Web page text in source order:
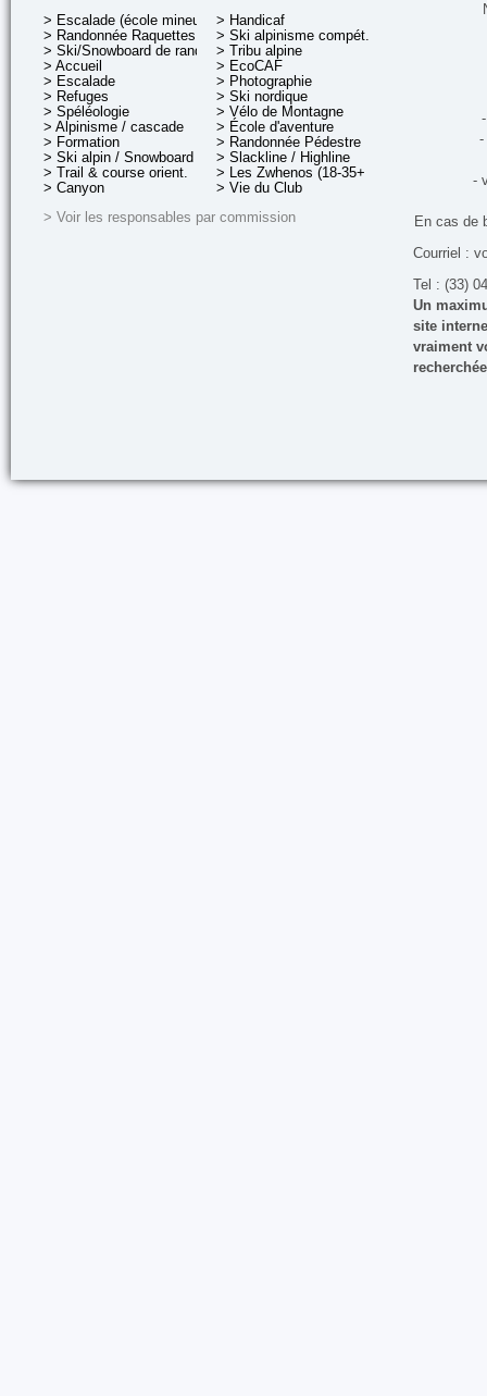
> Escalade (école mineurs)
> Randonnée Raquettes
> Ski/Snowboard de rando.
> Accueil
> Escalade
> Refuges
> Spéléologie
> Alpinisme / cascade
> Formation
> Ski alpin / Snowboard
> Trail & course orient.
> Canyon
> Handicaf
> Ski alpinisme compét.
> Tribu alpine
> EcoCAF
> Photographie
> Ski nordique
> Vélo de Montagne
> École d'aventure
> Randonnée Pédestre
> Slackline / Highline
> Les Zwhenos (18-35+ ans)
> Vie du Club
> Voir les responsables par commission
-
-
En cas de
Courriel :
Tel : (33)
Un
site
vraiment